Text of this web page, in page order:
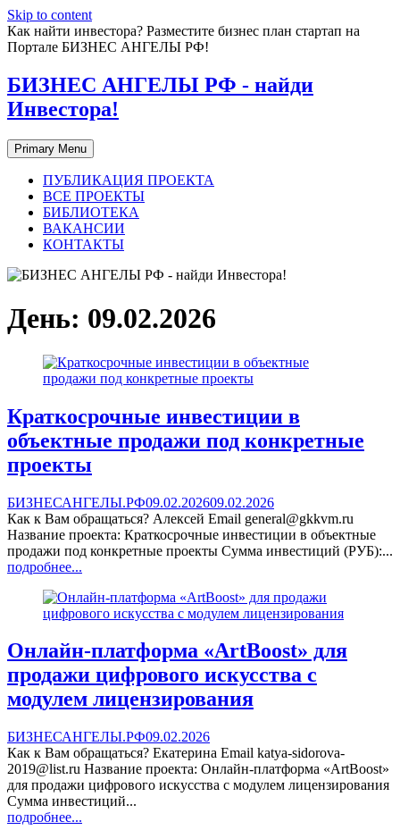
Skip to content
Как найти инвестора? Разместите бизнес план стартап на
Портале БИЗНЕС АНГЕЛЫ РФ!
БИЗНЕС АНГЕЛЫ РФ - найди
Инвестора!
Primary Menu
ПУБЛИКАЦИЯ ПРОЕКТА
ВСЕ ПРОЕКТЫ
БИБЛИОТЕКА
ВАКАНСИИ
КОНТАКТЫ
День: 09.02.2026
Краткосрочные инвестиции в
объектные продажи под конкретные
проекты
БИЗНЕСАНГЕЛЫ.РФ09.02.202609.02.2026
Как к Вам обращаться? Алексей Email general@gkkvm.ru
Название проекта: Краткосрочные инвестиции в объектные
продажи под конкретные проекты Сумма инвестиций (РУБ):...
подробнее...
Онлайн-платформа «ArtBoost» для
продажи цифрового искусства с
модулем лицензирования
БИЗНЕСАНГЕЛЫ.РФ09.02.2026
Как к Вам обращаться? Екатерина Email katya-sidorova-
2019@list.ru Название проекта: Онлайн-платформа «ArtBoost»
для продажи цифрового искусства с модулем лицензирования
Сумма инвестиций...
подробнее...